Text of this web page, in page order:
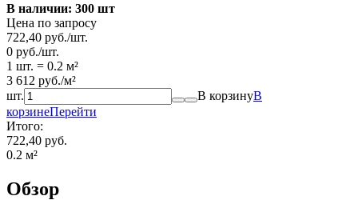
В наличии: 300 шт
Цена по запросу
722,40 руб./шт.
0 руб./шт.
1 шт. = 0.2 м²
3 612 руб./м²
шт.
В корзинуВ
корзинеПерейти
Итого:
722,40 руб.
0.2 м²
Обзор